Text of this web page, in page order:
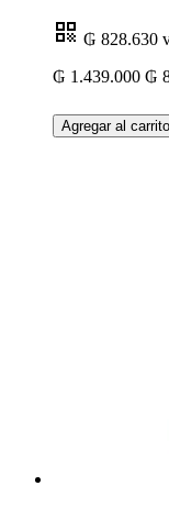
₲ 828.630
₲ 1.439.000 ₲
Agregar al carrito